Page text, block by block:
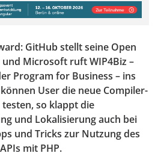
GitHub stellt seine Open
Microsoft ruft WIP4Biz –
Program for Business – ins
User die neue Compiler-
so klappt die
und Lokalisierung auch bei
und Tricks zur Nutzung des
mit PHP.